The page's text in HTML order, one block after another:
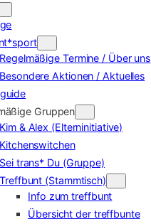
Regelmäßige Termine / Über uns
Besondere Aktionen / Aktuelles
Gruppen
Kim & Alex (Elterninitiative)
Kitchenswitchen
Sei trans* Du (Gruppe)
Treffbunt (Stammtisch)
Info zum treffbunt
Übersicht der treffbunte